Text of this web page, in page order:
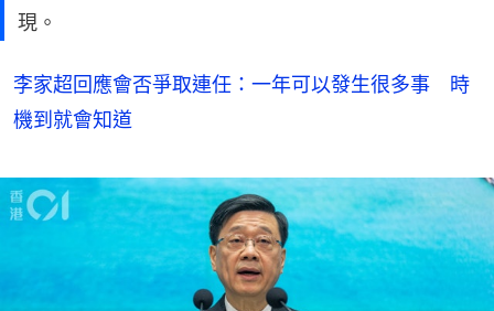
現。
李家超回應會否爭取連任：一年可以發生很多事 時
機到就會知道